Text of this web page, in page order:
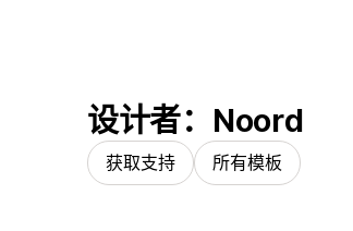
设计者：Noord
获取支持 所有模板